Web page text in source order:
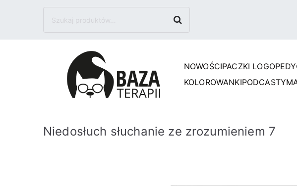
Szukaj
NOWOŚCIPACZKI
KOLOROWANKIPODCASTY
Niedosłuch słuchanie ze zrozumieniem 7